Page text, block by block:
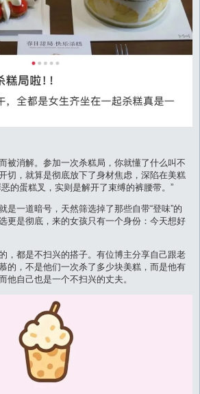
被消解。参加一次杀糕局，你就懂了什么叫不
切，就算是彻底放下了身材焦虑，深陷在美糕
的蛋糕叉，实则是解开了束缚的裤腰带。”
是一道暗号，天然筛选掉了那些自带“登味”的
更是彻底，来的女孩只有一个身份：今天想好
，都是不扫兴的搭子。有位博主分享自己跟老
的，不是他们一次杀了多少块美糕，而是他有
他自己也是一个不扫兴的丈夫。